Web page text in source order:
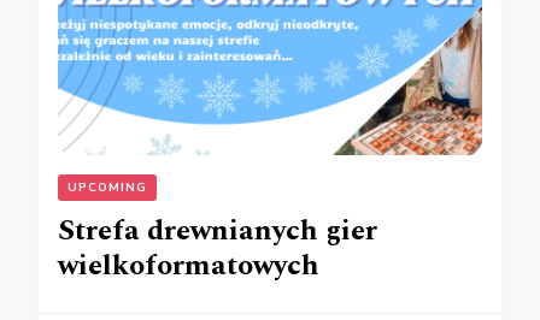
UPCOMING
Strefa drewnianych gier
wielkoformatowych